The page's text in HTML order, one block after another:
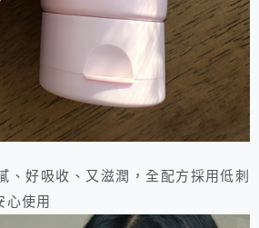
、好吸收、又滋潤，全配方採用低刺
心使用